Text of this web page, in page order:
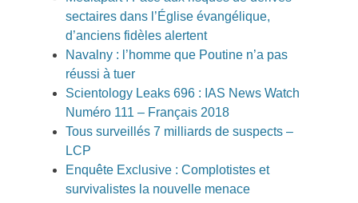
sectaires dans l’Église évangélique,
d’anciens fidèles alertent
Navalny : l’homme que Poutine n’a pas
réussi à tuer
Scientology Leaks 696 : IAS News Watch
Numéro 111 – Français 2018
Tous surveillés 7 milliards de suspects –
LCP
Enquête Exclusive : Complotistes et
survivalistes la nouvelle menace